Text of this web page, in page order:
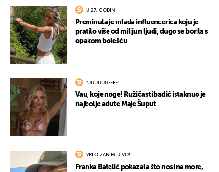
U 27. GODINI
Preminula je mlada influencerica koju je
pratilo više od milijun ljudi, dugo se borila s
opakom bolešću
"UUUUUUFFFF"
Vau, koje noge! Ružičasti badić istaknuo je
najbolje adute Maje Šuput
VRLO ZANIMLJIVO!
Franka Batelić pokazala što nosi na more,